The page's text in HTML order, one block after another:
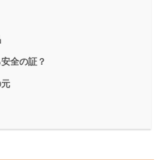
全の証？